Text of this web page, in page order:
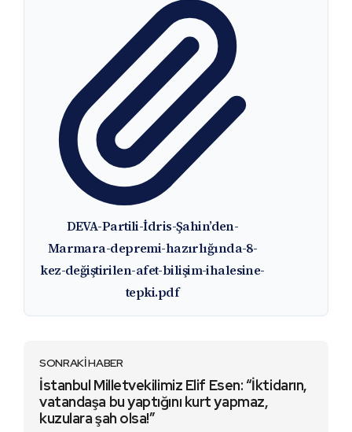
DEVA-Partili-İdris-Şahin’den-
Marmara-depremi-hazırlığında-8-
kez-değiştirilen-afet-bilişim-ihalesine-
tepki.pdf
SONRAKİ HABER
İstanbul Milletvekilimiz Elif Esen: “İktidarın,
vatandaşa bu yaptığını kurt yapmaz,
kuzulara şah olsa!”